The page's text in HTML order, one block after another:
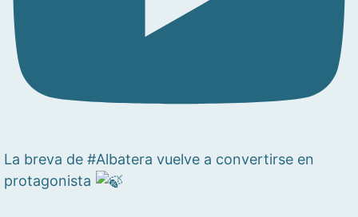
La breva de #Albatera vuelve a convertirse en
protagonista